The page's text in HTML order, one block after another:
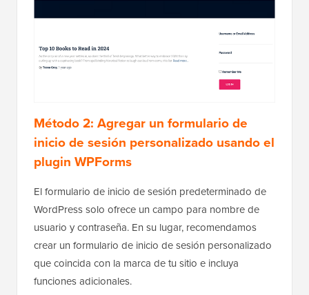
Método 2: Agregar un formulario de
inicio de sesión personalizado usando el
plugin WPForms
El formulario de inicio de sesión predeterminado de
WordPress solo ofrece un campo para nombre de
usuario y contraseña. En su lugar, recomendamos
crear un formulario de inicio de sesión personalizado
que coincida con la marca de tu sitio e incluya
funciones adicionales.